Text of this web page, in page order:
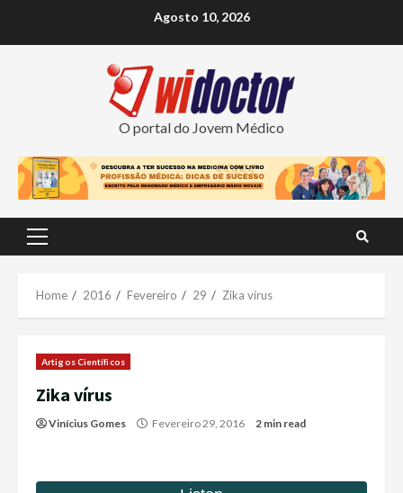
Agosto 10, 2026
O portal do Jovem Médico
Primary
Home 2016 Fevereiro 29 Zika vírus
Artigos Científicos
Zika vírus
Vinícius Gomes Fevereiro 29, 2016 2 min read